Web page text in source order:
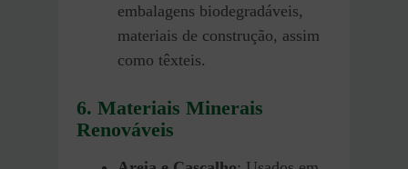
embalagens biodegradáveis,
materiais de construção, assim
como têxteis.
6. Materiais Minerais
Renováveis